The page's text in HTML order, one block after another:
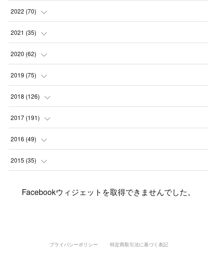
(1
(2
(1
(3
(2
(1)
(5)
(8)
(2
(4
(3
(3
(8)
(6)
2022 (70)
(7
(11 )
(8
(1)
(3)
2021 (35)
(5
(7
(5)
(3)
(3)
2020 (62)
(6
(9)
(7)
(4
(6)
2019 (75)
(1)
(2)
(6
(7
(15)
2018 (126)
(6)
(12 )
(7
2017 (191)
(12 )
(11 )
2016 (49)
(2
2015 (35)
Facebookウィジェットを取得できませんでした。
プライバシーポリシー 特定商取引法に基づく表記